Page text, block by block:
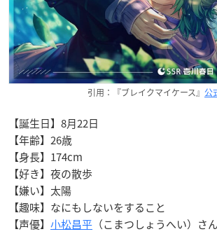
引用：『ブレイクマイケース』 公
【誕生日】8月22日
【年齢】26歳
【身長】174cm
【好き】夜の散歩
【嫌い】太陽
【趣味】なにもしないをすること
【声優】 小松昌平 （こまつしょうへい）さん